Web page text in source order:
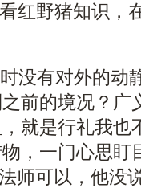
红野猪知识，
没有对外的动
前的境况？广
就是行礼我也
，一门心思盯
师可以，他没